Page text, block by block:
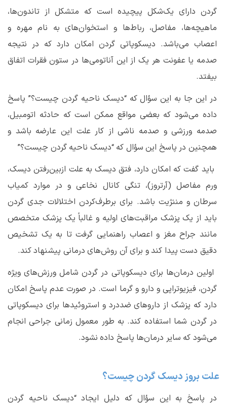
گردن دارای یک‌شکل پیچیده است که متشکل از تاندون‌ها،
ماهیچه‌ها، مفاصل، رباط‌ها و استخوان‌های به نام مهره و
اعصاب می‌باشد. دیسکوپاتی گردن امکان دارد که در نتیجه
صدمه یا عفونت هر یک از این آناتومی‌ها در ستون فقرات اتفاق
بیفتد.
در این جا به این سؤال که “دیسک ناحیه گردن چیست؟” پاسخ
داده می‌شود که بعضی مواقع ممکن است که حادثه اتومبیل،
صدمه ورزشی و صدمه ناشی از کار علت این عارضه باشد و
همچنین در پاسخ این سؤال که “دیسک ناحیه گردن چیست؟”
باید گفت که امکان دارد، فتق دیسک به علت ازبین‌رفتن دیسک،
ورم مفاصل (آرتروز)، تنگی کانال نخاعی و در موارد کمیاب
سرطان و مننژیت باشد. برای برطرف‌کردن اختلالات جدی گردن
باید از یک پزشک مراقبت‌های اولیه و غالباً یک پزشک متخصص
مانند جراح مغز و اعصاب راهنمایی گرفت تا به یک تشخیص
دقیق دست پیدا کند و برای آن روش‌های درمانی پیشنهاد کند.
اولین درمان‌ها برای دیسکوپاتی در گردن شامل ورزش‌های ویژه
گردن، فیزیوتراپی و دارو و گرما است. در صورت عدم پاسخ امکان
دارد که پزشک از داروهای ضددرد و استروئیدها برای دیسکوپاتی
در گردن شما استفاده کند. به طور معمول زمانی جراحی انجام
می‌شود که سایر درمان‌ها پاسخ داده نشود.
علت بروز دیسک گردن چیست؟
در پاسخ به این سؤال که دلیل ایجاد “دیسک ناحیه گردن